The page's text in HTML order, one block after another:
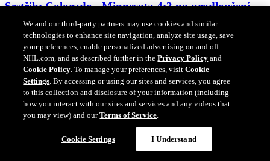
Sestřih: Colorado - Minnesota 4:3 po prodloužení
Sestřih 5. zápasu série Colorado - Minnesota
14. kvě 2026
We and our third-party partners may use cookies and similar
technologies to enhance site navigation, analyze site usage, save
your preferences, enable personalized advertising on and off
NHL.com, and as described further in thePrivacy Policy and
Cookie Policy. To manage your preferences, visitCookie
Settings. By accessing or using our sites and services, you agree
to this collection and disclosure of your information (including
how you interact with our sites and services and any videos that
you may view) and ourTerms of Service.
Cookie Settings I Understand